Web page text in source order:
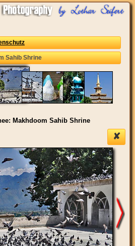
Sahib Shrine
Makhdoom Sahib Shrine
✘